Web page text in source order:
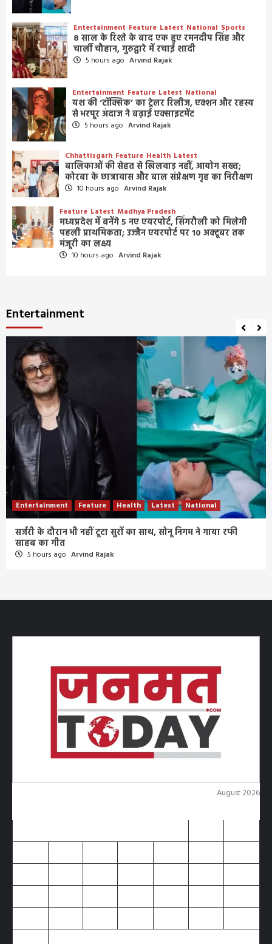
Entertainment Feature Latest National Sports
8 साल के रिश्ते के बाद एक हुए रमनदीप सिंह और
चार्ली चौहान, गुरुद्वारे में रचाई शादी
5 hours ago Arvind Rajak
Entertainment Feature Latest National
यश की ‘टॉक्सिक’ का ट्रेलर रिलीज, एक्शन और रहस्य
से भरपूर अंदाज ने बढ़ाई एक्साइटमेंट
5 hours ago Arvind Rajak
Chhattisgarh Feature Health Latest
बालिकाओं की सेहत से खिलवाड़ नहीं, आयोग सख्त;
कोरबा के छात्रावास और बाल संप्रेक्षण गृह का निरीक्षण
10 hours ago Arvind Rajak
Feature Latest Madhya Pradesh
मध्यप्रदेश में बनेंगे 5 नए एयरपोर्ट, सिंगरौली को मिलेगी
पहली प्राथमिकता; उज्जैन एयरपोर्ट पर 10 अक्टूबर तक
मंजूरी का लक्ष्य
10 hours ago Arvind Rajak
Entertainment
Entertainment Feature Health Latest National
सर्जरी के दौरान भी नहीं टूटा सुरों का साथ, सोनू निगम ने गाया रफी
साहब का गीत
5 hours ago Arvind Rajak
August 2026